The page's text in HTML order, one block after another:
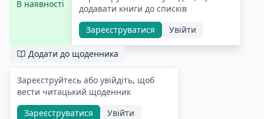
В наявності
додавати книги до списків
Зареєструватися
Увійти
Додати до щоденника
Зареєструйтесь або увійдіть, щоб
вести читацький щоденник
Зареєструватися
Увійти